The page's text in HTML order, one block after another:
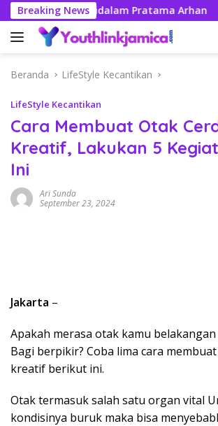
Langsung
ke
konten
Breaking News
Didalam Pratama Arhan
Beranda LifeStyle Kecantikan
LifeStyle Kecantikan
Cara Membuat Otak
Kreatif, Lakukan 5
Ini
Ari Sunda
September 23, 2024
Jakarta –
Apakah merasa otak kamu
Bagi berpikir? Coba lima cara
kreatif berikut ini.
Otak termasuk salah satu organ vital
kondisinya buruk maka bisa